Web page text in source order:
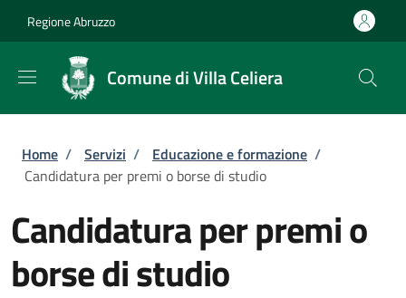
Regione Abruzzo
Comune di Villa Celiera
Briciole di pane
Home / Servizi / Educazione e formazione /
Candidatura per premi o borse di studio
Candidatura per premi o
borse di studio